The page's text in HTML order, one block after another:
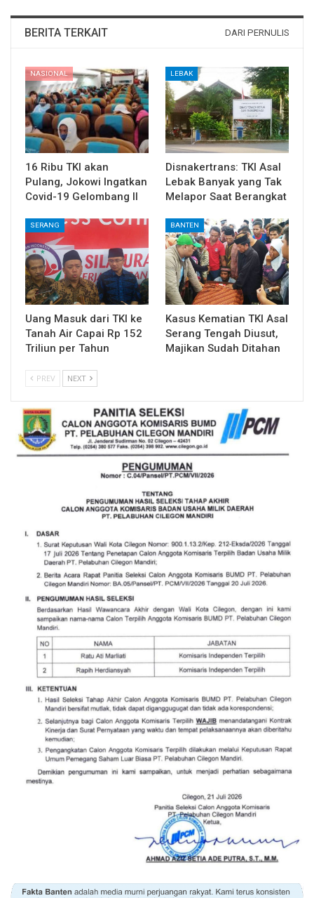
BERITA TERKAIT DARI PERNULIS
NASIONAL
16 Ribu TKI akan
Pulang, Jokowi Ingatkan
Covid-19 Gelombang II
LEBAK
Disnakertrans: TKI Asal
Lebak Banyak yang Tak
Melapor Saat Berangkat
SERANG
Uang Masuk dari TKI ke
Tanah Air Capai Rp 152
Triliun per Tahun
BANTEN
Kasus Kematian TKI Asal
Serang Tengah Diusut,
Majikan Sudah Ditahan
PREV NEXT